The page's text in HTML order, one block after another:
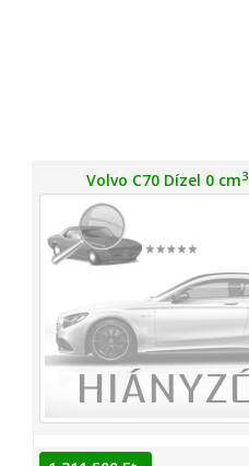
Volvo C70 Dízel 0 cm3